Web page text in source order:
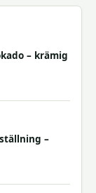
– krämig
–